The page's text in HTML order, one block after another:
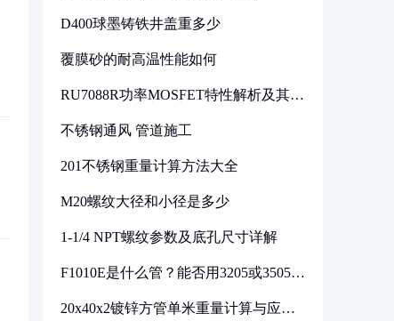
D400球墨铸铁井盖重多少
覆膜砂的耐高温性能如何
RU7088R功率MOSFET特性解析及其在
不锈钢通风 管道施工
201不锈钢重量计算方法大全
M20螺纹大径和小径是多少
1-1/4 NPT螺纹参数及底孔尺寸详解
F1010E是什么管？能否用3205或3505代
20x40x2镀锌方管单米重量计算与应用